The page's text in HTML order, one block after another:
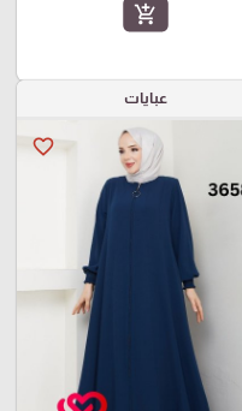
add_shopping_cart
عبايات
favorite_border